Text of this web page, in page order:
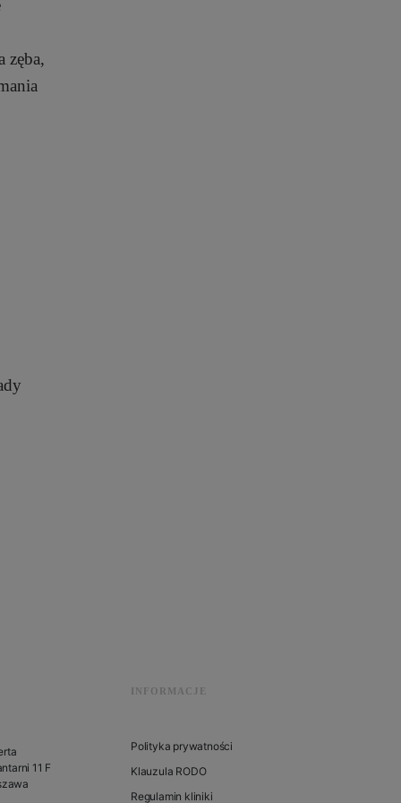
zęba,
11 F
INFORMACJE
Polityka prywatności
Klauzula RODO
Regulamin kliniki